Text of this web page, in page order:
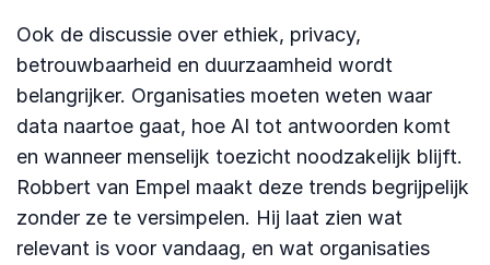
Ook de discussie over ethiek, privacy,
betrouwbaarheid en duurzaamheid wordt
belangrijker. Organisaties moeten weten waar
data naartoe gaat, hoe AI tot antwoorden komt
en wanneer menselijk toezicht noodzakelijk blijft.
Robbert van Empel maakt deze trends begrijpelijk
zonder ze te versimpelen. Hij laat zien wat
relevant is voor vandaag, en wat organisaties